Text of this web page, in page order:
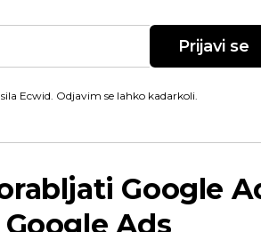
Prijavi se
Ecwid. Odjavim se lahko kadarkoli.
Google
Ads